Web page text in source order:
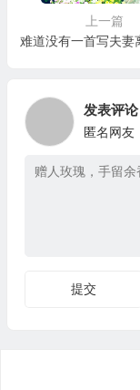
上一篇
发表评论
匿名网友
提交